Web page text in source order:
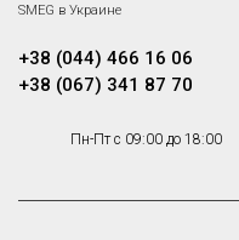
SMEG в Украине
+38 (044) 466 16 06
+38 (067) 341 87 70
Пн-Пт с 09:00 до 18:00